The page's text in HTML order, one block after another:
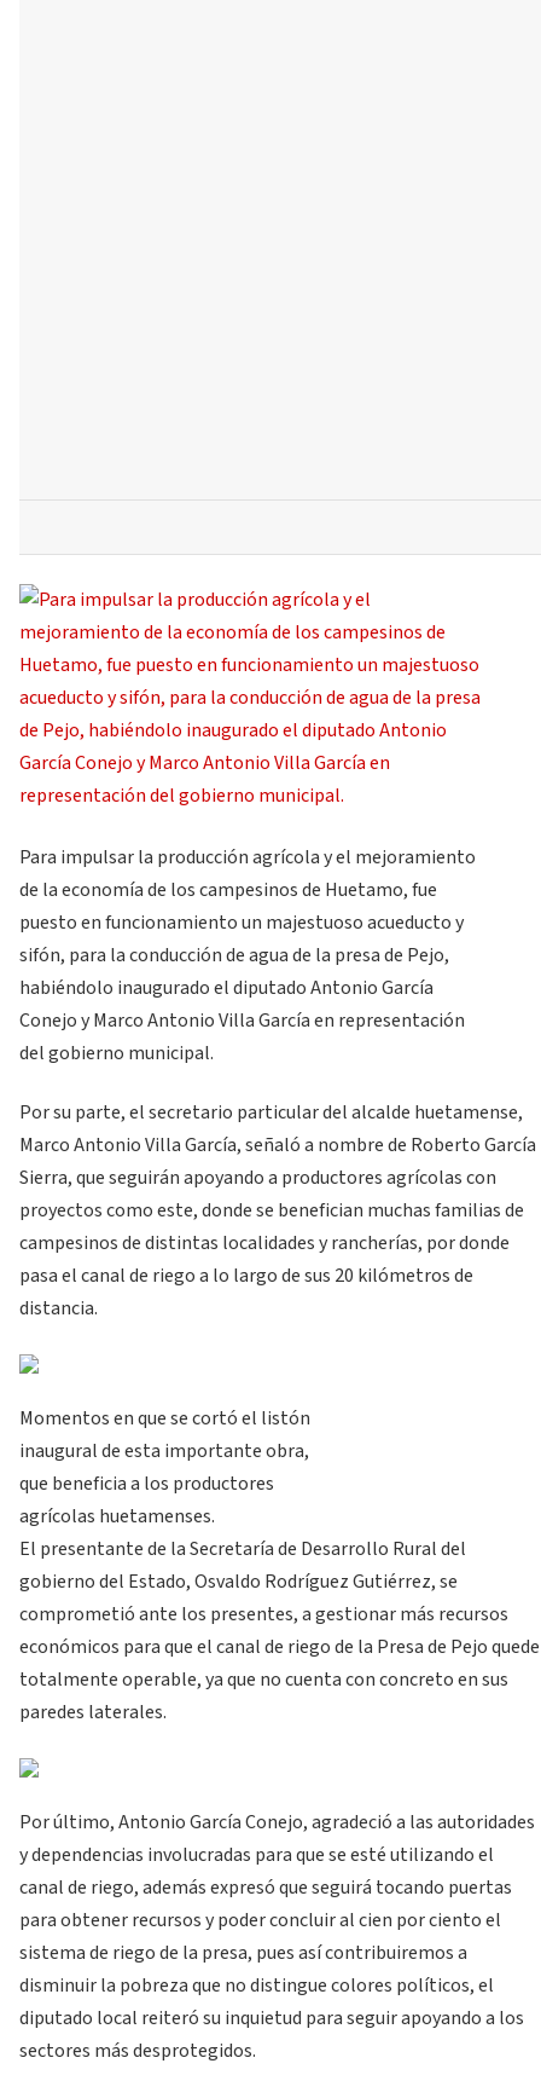
Para impulsar la producción agrícola y el mejoramiento
de la economía de los campesinos de Huetamo, fue
puesto en funcionamiento un majestuoso acueducto y
sifón, para la conducción de agua de la presa de Pejo,
habiéndolo inaugurado el diputado Antonio García
Conejo y Marco Antonio Villa García en representación
del gobierno municipal.
Por su parte, el secretario particular del alcalde huetamense,
Marco Antonio Villa García, señaló a nombre de Roberto García
Sierra, que seguirán apoyando a productores agrícolas con
proyectos como este, donde se benefician muchas familias de
campesinos de distintas localidades y rancherías, por donde
pasa el canal de riego a lo largo de sus 20 kilómetros de
distancia.
Momentos en que se cortó el listón
inaugural de esta importante obra,
que beneficia a los productores
agrícolas huetamenses.
El presentante de la Secretaría de Desarrollo Rural del
gobierno del Estado, Osvaldo Rodríguez Gutiérrez, se
comprometió ante los presentes, a gestionar más recursos
económicos para que el canal de riego de la Presa de Pejo quede
totalmente operable, ya que no cuenta con concreto en sus
paredes laterales.
Por último, Antonio García Conejo, agradeció a las autoridades
y dependencias involucradas para que se esté utilizando el
canal de riego, además expresó que seguirá tocando puertas
para obtener recursos y poder concluir al cien por ciento el
sistema de riego de la presa, pues así contribuiremos a
disminuir la pobreza que no distingue colores políticos, el
diputado local reiteró su inquietud para seguir apoyando a los
sectores más desprotegidos.